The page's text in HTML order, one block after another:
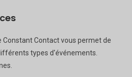
Constant Contact vous permet de
types d'événements.